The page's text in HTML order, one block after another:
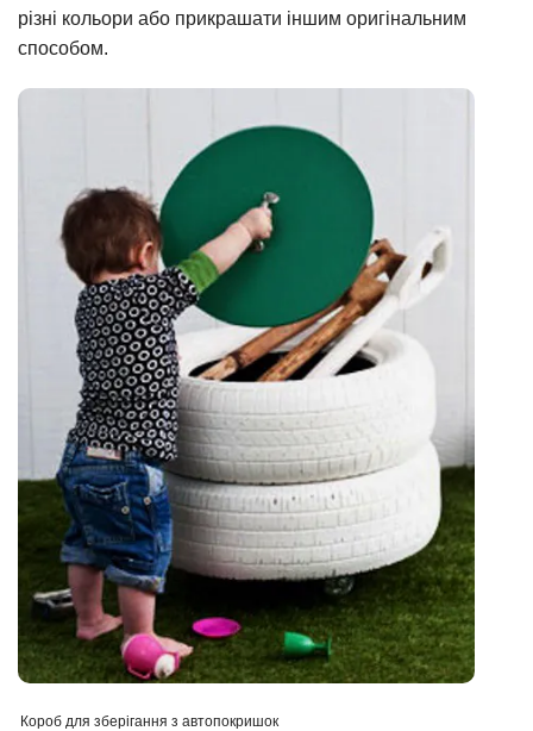
різні кольори або прикрашати іншим оригінальним
способом.
Короб для зберігання з автопокришок